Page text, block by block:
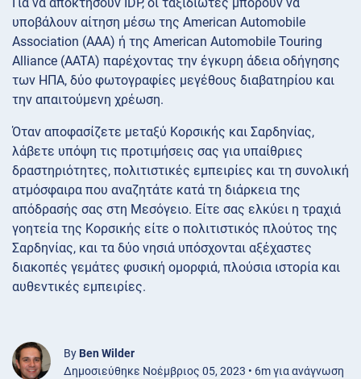
υποβάλουν αίτηση μέσω της American Automobile
Association (AAA) ή της American Automobile Touring
Alliance (AATA) παρέχοντας την έγκυρη άδεια οδήγησης
των ΗΠΑ, δύο φωτογραφίες μεγέθους διαβατηρίου και
την απαιτούμενη χρέωση.
Όταν αποφασίζετε μεταξύ Κορσικής και Σαρδηνίας,
λάβετε υπόψη τις προτιμήσεις σας για υπαίθριες
δραστηριότητες, πολιτιστικές εμπειρίες και τη συνολική
ατμόσφαιρα που αναζητάτε κατά τη διάρκεια της
απόδρασής σας στη Μεσόγειο. Είτε σας ελκύει η τραχιά
γοητεία της Κορσικής είτε ο πολιτιστικός πλούτος της
Σαρδηνίας, και τα δύο νησιά υπόσχονται αξέχαστες
διακοπές γεμάτες φυσική ομορφιά, πλούσια ιστορία και
αυθεντικές εμπειρίες.
By Ben Wilder
Δημοσιεύθηκε Νοέμβριος 05, 2023 • 6m για ανάγνωση